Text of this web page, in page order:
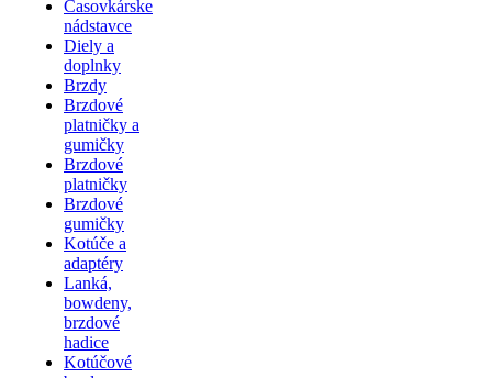
Časovkárske
nádstavce
Diely a
doplnky
Brzdy
Brzdové
platničky a
gumičky
Brzdové
platničky
Brzdové
gumičky
Kotúče a
adaptéry
Lanká,
bowdeny,
brzdové
hadice
Kotúčové